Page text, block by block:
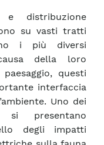
distribuzione
su vasti tratti
i più diversi
della loro
questi
interfaccia
Uno dei
si presentano
degli impatti